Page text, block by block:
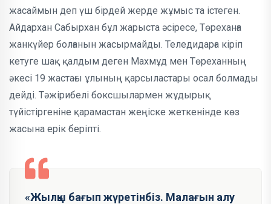
жасаймын деп үш бірдей жерде жұмыс та істеген.
Айдархан Сабырхан бұл жарыста әсіресе, Төреханға
жанкүйер болғанын жасырмайды. Теледидарға кіріп
кетуге шақ қалдым деген Махмұд мен Төреханның
әкесі 19 жастағы ұлының қарсыластары осал болмады
дейді. Тәжірибелі боксшылармен жұдырық
түйістіргеніне қарамастан жеңіске жеткенінде көз
жасына ерік беріпті.
«Жылқы бағып жүретінбіз. Малағын алу